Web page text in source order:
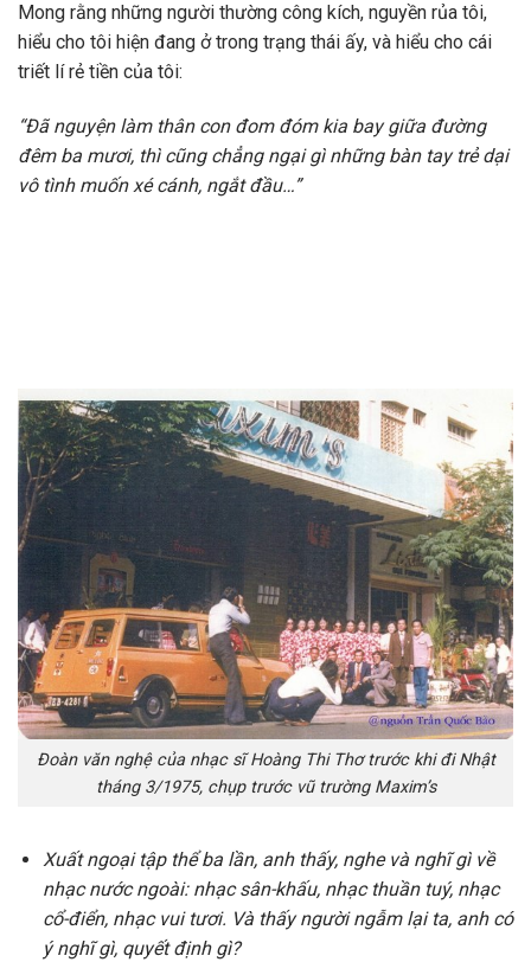
Mong rằng những người thường công kích, nguyền rủa tôi,
hiểu cho tôi hiện đang ở trong trạng thái ấy, và hiểu cho cái
triết lí rẻ tiền của tôi:
“Đã nguyện làm thân con đom đóm kia bay giữa đường
đêm ba mươi, thì cũng chẳng ngại gì những bàn tay trẻ dại
vô tình muốn xé cánh, ngắt đầu…”
Đoàn văn nghệ của nhạc sĩ Hoàng Thi Thơ trước khi đi Nhật
tháng 3/1975, chụp trước vũ trường Maxim’s
Xuất ngoại tập thể ba lần, anh thấy, nghe và nghĩ gì về
nhạc nước ngoài: nhạc sân-khấu, nhạc thuần tuý, nhạc
cổ-điển, nhạc vui tươi. Và thấy người ngẫm lại ta, anh có
ý nghĩ gì, quyết định gì?